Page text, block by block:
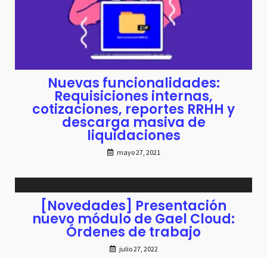
Nuevas funcionalidades:
Requisiciones internas,
cotizaciones, reportes RRHH y
descarga masiva de
liquidaciones
mayo 27, 2021
[Novedades] Presentación
nuevo módulo de Gael Cloud:
Órdenes de trabajo
julio 27, 2022